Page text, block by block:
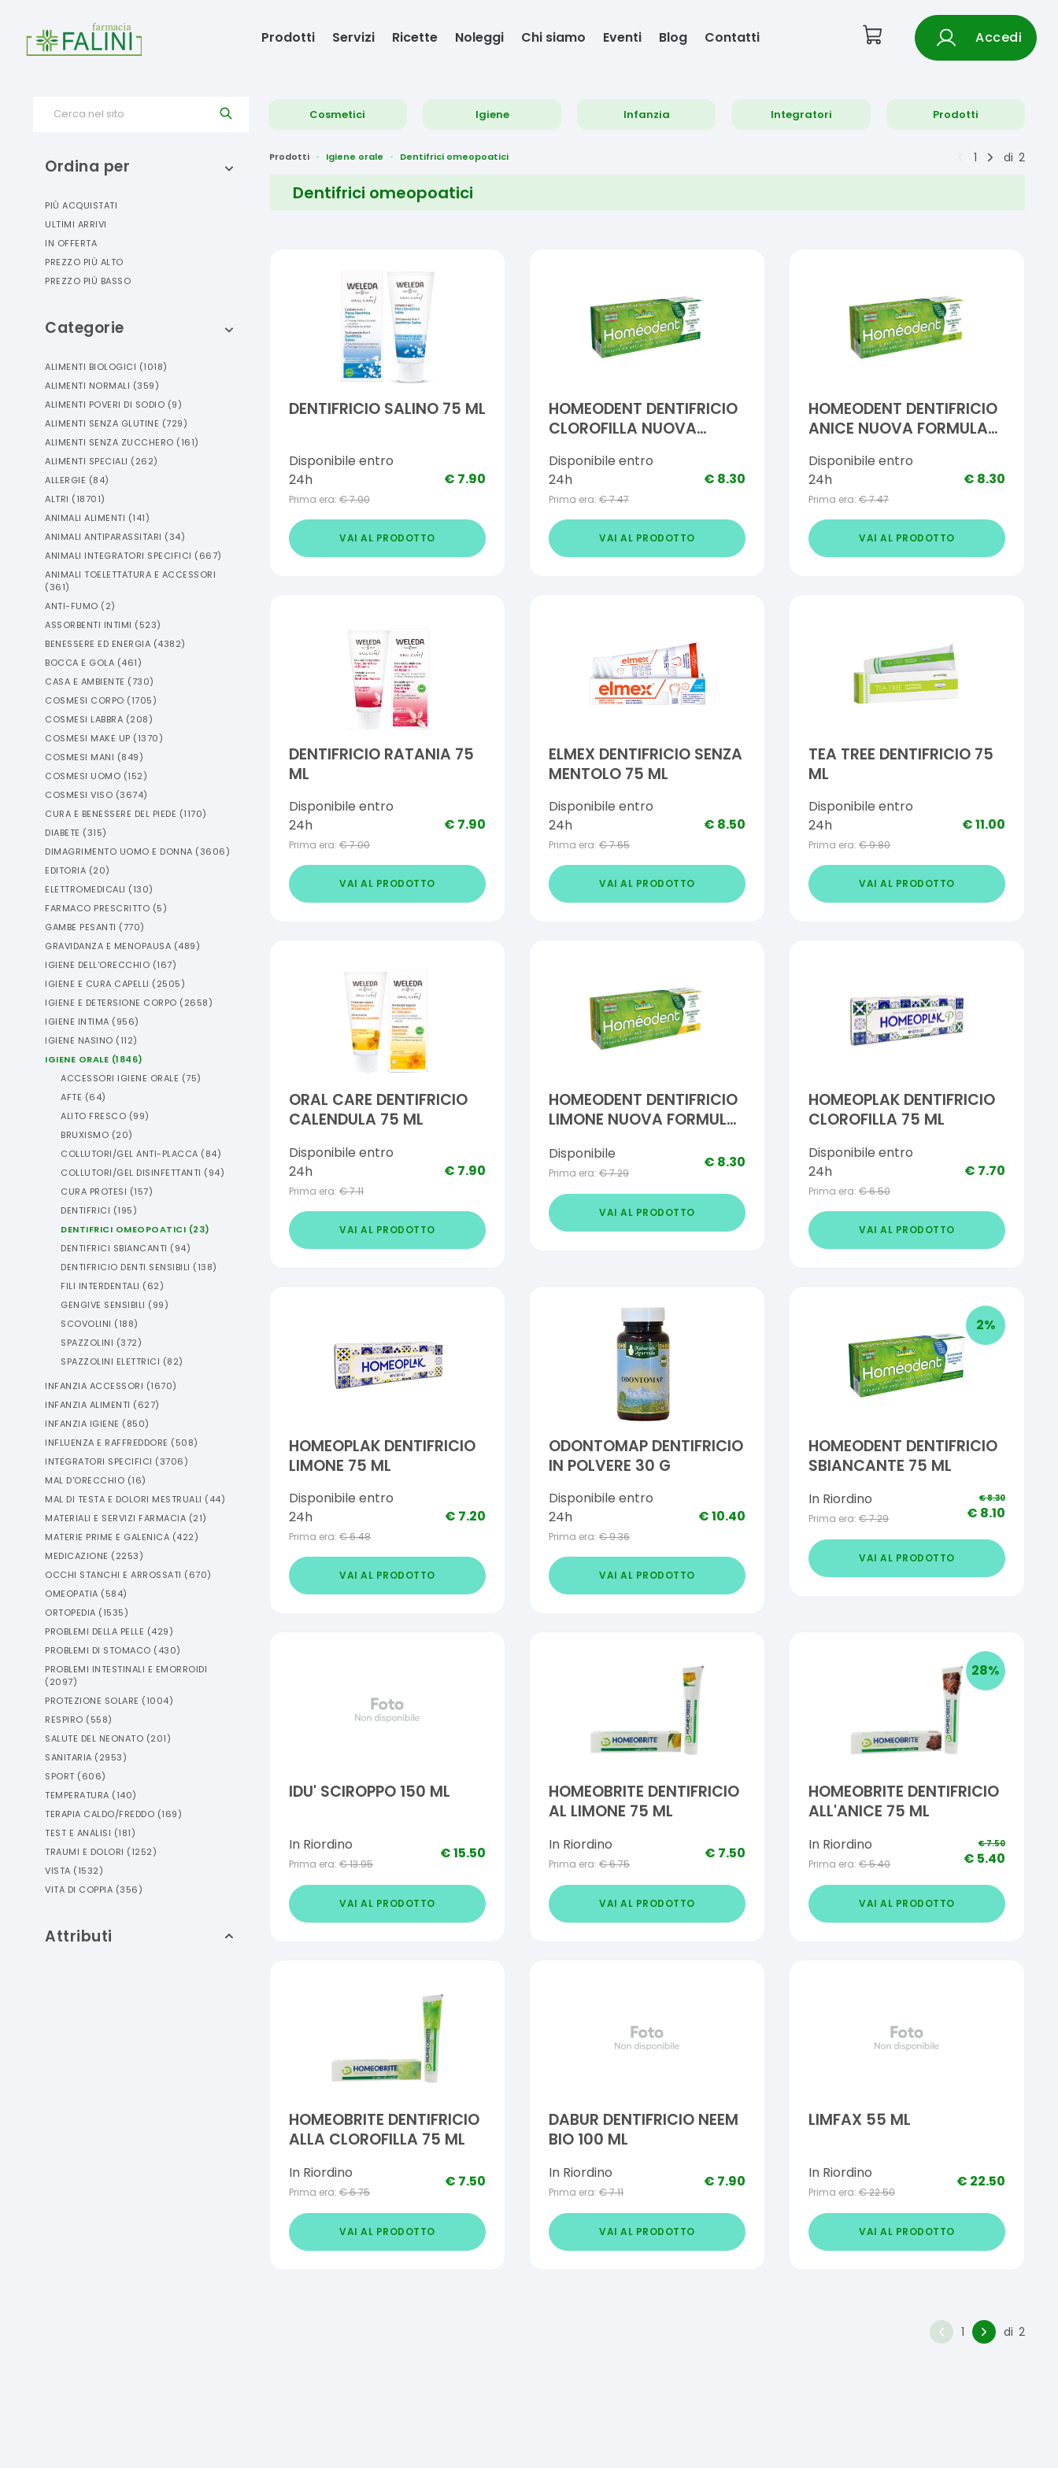
Prodotti Servizi Ricette Noleggi Chi siamo Eventi Blog Contatti Accedi
Cerca nel sito Cosmetici Igiene Infanzia Integratori Prodotti
Ordina per
PIÙ ACQUISTATI
ULTIMI ARRIVI
IN OFFERTA
PREZZO PIÙ ALTO
PREZZO PIÙ BASSO
Categorie
ALIMENTI BIOLOGICI (1018)
ALIMENTI NORMALI (359)
ALIMENTI POVERI DI SODIO (9)
ALIMENTI SENZA GLUTINE (729)
ALIMENTI SENZA ZUCCHERO (161)
ALIMENTI SPECIALI (262)
ALLERGIE (84)
ALTRI (18701)
ANIMALI ALIMENTI (141)
ANIMALI ANTIPARASSITARI (34)
ANIMALI INTEGRATORI SPECIFICI (667)
ANIMALI TOELETTATURA E ACCESSORI
(361)
ANTI-FUMO (2)
ASSORBENTI INTIMI (523)
BENESSERE ED ENERGIA (4382)
BOCCA E GOLA (461)
CASA E AMBIENTE (730)
COSMESI CORPO (1705)
COSMESI LABBRA (208)
COSMESI MAKE UP (1370)
COSMESI MANI (849)
COSMESI UOMO (152)
COSMESI VISO (3674)
CURA E BENESSERE DEL PIEDE (1170)
DIABETE (315)
DIMAGRIMENTO UOMO E DONNA (3606)
EDITORIA (20)
ELETTROMEDICALI (130)
FARMACO PRESCRITTO (5)
GAMBE PESANTI (770)
GRAVIDANZA E MENOPAUSA (489)
IGIENE DELL'ORECCHIO (167)
IGIENE E CURA CAPELLI (2505)
IGIENE E DETERSIONE CORPO (2658)
IGIENE INTIMA (956)
IGIENE NASINO (112)
IGIENE ORALE (1846)
ACCESSORI IGIENE ORALE (75)
AFTE (64)
ALITO FRESCO (99)
BRUXISMO (20)
COLLUTORI/GEL ANTI-PLACCA (84)
COLLUTORI/GEL DISINFETTANTI (94)
CURA PROTESI (157)
DENTIFRICI (195)
DENTIFRICI OMEOPOATICI (23)
DENTIFRICI SBIANCANTI (94)
DENTIFRICIO DENTI SENSIBILI (138)
FILI INTERDENTALI (62)
GENGIVE SENSIBILI (99)
SCOVOLINI (188)
SPAZZOLINI (372)
SPAZZOLINI ELETTRICI (82)
INFANZIA ACCESSORI (1670)
INFANZIA ALIMENTI (627)
INFANZIA IGIENE (850)
INFLUENZA E RAFFREDDORE (508)
INTEGRATORI SPECIFICI (3706)
MAL D'ORECCHIO (16)
MAL DI TESTA E DOLORI MESTRUALI (44)
MATERIALI E SERVIZI FARMACIA (21)
MATERIE PRIME E GALENICA (422)
MEDICAZIONE (2253)
OCCHI STANCHI E ARROSSATI (670)
OMEOPATIA (584)
ORTOPEDIA (1535)
PROBLEMI DELLA PELLE (429)
PROBLEMI DI STOMACO (430)
PROBLEMI INTESTINALI E EMORROIDI
(2097)
PROTEZIONE SOLARE (1004)
RESPIRO (558)
SALUTE DEL NEONATO (201)
SANITARIA (2953)
SPORT (606)
TEMPERATURA (140)
TERAPIA CALDO/FREDDO (169)
TEST E ANALISI (181)
TRAUMI E DOLORI (1252)
VISTA (1532)
VITA DI COPPIA (356)
Attributi
Prodotti Igiene orale Dentifrici omeopoatici 1 di 2
Dentifrici omeopoatici
DENTIFRICIO SALINO 75 ML
Disponibile entro
24h
Prima era: €7.00
€ 7.90
VAI AL PRODOTTO
HOMEODENT DENTIFRICIO
CLOROFILLA NUOVA
Disponibile entro
24h
Prima era: €7.47
€ 8.30
VAI AL PRODOTTO
HOMEODENT DENTIFRICIO
ANICE NUOVA FORMULA
Disponibile entro
24h
Prima era: €7.47
€ 8.30
VAI AL PRODOTTO
DENTIFRICIO RATANIA 75
ML
Disponibile entro
24h
Prima era: €7.00
€ 7.90
VAI AL PRODOTTO
ELMEX DENTIFRICIO SENZA
MENTOLO 75 ML
Disponibile entro
24h
Prima era: €7.65
€ 8.50
VAI AL PRODOTTO
TEA TREE DENTIFRICIO 75
ML
Disponibile entro
24h
Prima era: €9.80
€11.00
VAI AL PRODOTTO
ORAL CARE DENTIFRICIO
CALENDULA 75 ML
Disponibile entro
24h
Prima era: €7.11
€ 7.90
VAI AL PRODOTTO
HOMEODENT DENTIFRICIO
LIMONE NUOVA FORMULA
Disponibile
Prima era: €7.29
€ 8.30
VAI AL PRODOTTO
HOMEOPLAK DENTIFRICIO
CLOROFILLA 75 ML
Disponibile entro
24h
Prima era: €6.50
€ 7.70
VAI AL PRODOTTO
HOMEOPLAK DENTIFRICIO
LIMONE 75 ML
Disponibile entro
24h
Prima era: €6.48
€ 7.20
VAI AL PRODOTTO
ODONTOMAP DENTIFRICIO
IN POLVERE 30 G
Disponibile entro
24h
Prima era: €9.36
€10.40
VAI AL PRODOTTO
2%
HOMEODENT DENTIFRICIO
SBIANCANTE 75 ML
In Riordino
Prima era: €7.29
€8.30
€ 8.10
VAI AL PRODOTTO
IDU' SCIROPPO 150 ML
In Riordino
Prima era: €13.95
€15.50
VAI AL PRODOTTO
HOMEOBRITE DENTIFRICIO
AL LIMONE 75 ML
In Riordino
Prima era: €6.75
€ 7.50
VAI AL PRODOTTO
28%
HOMEOBRITE DENTIFRICIO
ALL'ANICE 75 ML
In Riordino
Prima era: €5.40
€7.50
€ 5.40
VAI AL PRODOTTO
HOMEOBRITE DENTIFRICIO
ALLA CLOROFILLA 75 ML
In Riordino
Prima era: €6.75
€ 7.50
VAI AL PRODOTTO
DABUR DENTIFRICIO NEEM
BIO 100 ML
In Riordino
Prima era: €7.11
€ 7.90
VAI AL PRODOTTO
LIMFAX 55 ML
In Riordino
Prima era: €22.50
€ 22.50
VAI AL PRODOTTO
1 di 2